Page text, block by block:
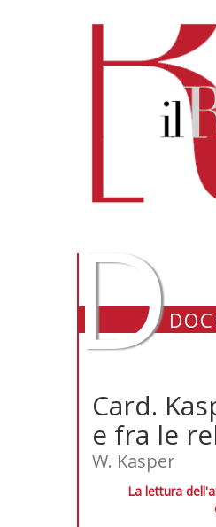
D
Card.
e fra le
W. Kasper
La lettura